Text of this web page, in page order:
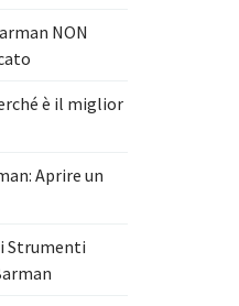
NON
è il miglior
Aprire un
Strumenti